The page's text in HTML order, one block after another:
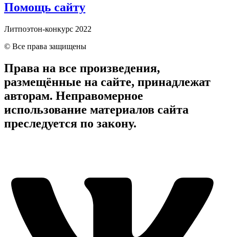
Помощь сайту
Литпоэтон-конкурс 2022
© Все права защищены
Права на все произведения,
размещённые на сайте, принадлежат
авторам. Неправомерное
использование материалов сайта
преследуется по закону.